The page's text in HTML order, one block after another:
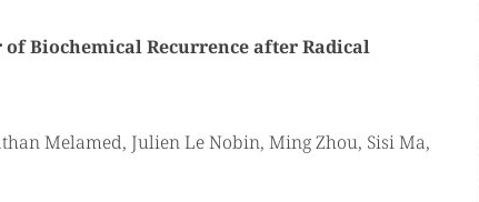
Biochemical Recurrence after Radical
Melamed, Julien Le Nobin, Ming Zhou, Sisi Ma,